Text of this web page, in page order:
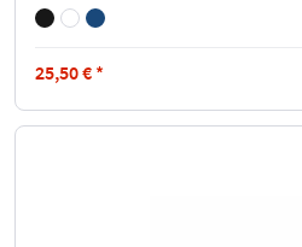
25,50€ *